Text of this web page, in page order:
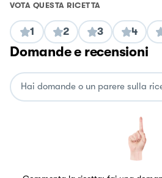
VOTA QUESTA RICETTA
1 2 3 4
Domande e recensioni